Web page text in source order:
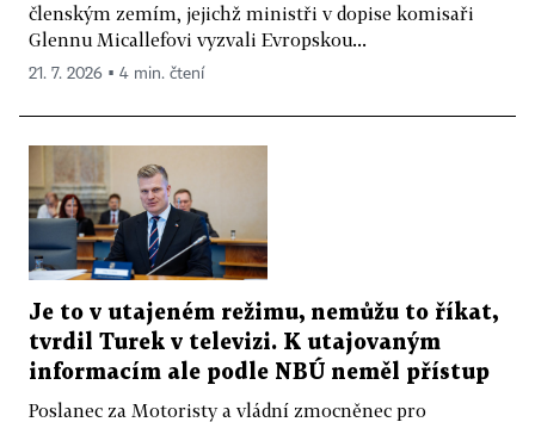
členským zemím, jejichž ministři v dopise komisaři
Glennu Micallefovi vyzvali Evropskou...
21. 7. 2026 ▪ 4 min. čtení
Je to v utajeném režimu, nemůžu to říkat,
tvrdil Turek v televizi. K utajovaným
informacím ale podle NBÚ neměl přístup
Poslanec za Motoristy a vládní zmocněnec pro